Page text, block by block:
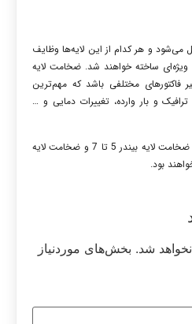
می‌شود و هر کدام از این لایه‌ها وظایف
ویژه‌ای ساخته خواهند شد. ضخامت لایه‌
فاکتورهای مختلفی باشد که مهم‌ترین
و بار وارده، تغییرات دمایی و …
ضخامت لایه توپکا معمولاً 3 تا 5، ضخامت لایه بیندر 5 تا 7 و ضخامت لایه
شد. بخش‌های موردنیاز